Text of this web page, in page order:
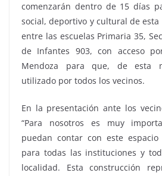
comenzarán dentro de 15 días
social, deportivo y cultural de esta
entre las escuelas Primaria 35,
de Infantes 903, con acceso
Mendoza para que, de esta
utilizado por todos los vecinos.
En la presentación ante los
“Para nosotros es muy
puedan contar con este
para todas las instituciones y
localidad. Esta construcción